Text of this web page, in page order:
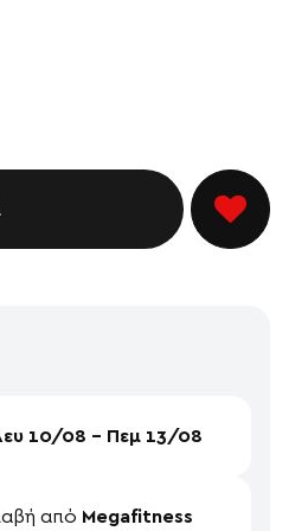
10/08 - Πεμ 13/08
από Megafitness